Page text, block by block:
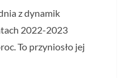
z dynamik
2022-2023
To przyniosło jej